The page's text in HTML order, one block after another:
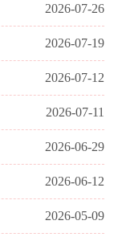
2026-07-26
2026-07-19
2026-07-12
2026-07-11
2026-06-29
2026-06-12
2026-05-09